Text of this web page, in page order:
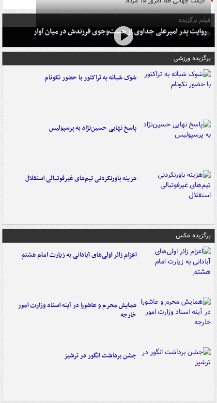
فیلم برگزیده
روایت پدر امیرعلی جداوی از جست‌وجوی فرزندش در میان آوار
برگزیده ورزشی
شوک شبانه به تراکتور با حضور نکونام
پاسخ نهایی حسین‌نژاد به پرسپولیس
هزینه باورنکردنی تیم‌های غیرفوتبالی استقلال
برگزیده عکس
اعزام زائر اولی‌های آبادانی به زیارت امام هشتم
همایش محرم و عاشورا در آینه اسناد وزارت امور
خارجه
جشن برداشت انگور در ترشیز